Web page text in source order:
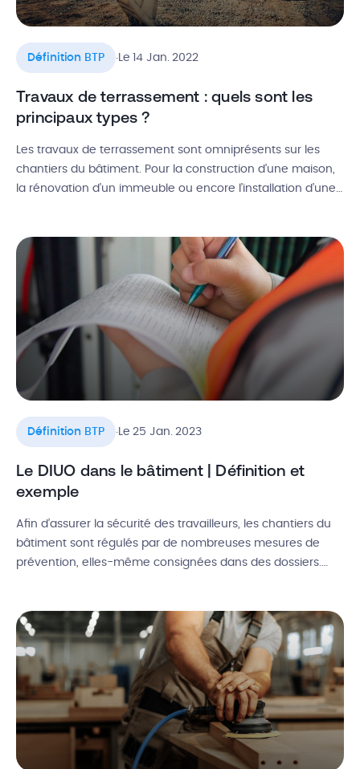
Définition BTP .Le 14 Jan. 2022
Travaux de terrassement : quels sont les
principaux types ?
Les travaux de terrassement sont omniprésents sur les
chantiers du bâtiment. Pour la construction d’une maison,
la rénovation d’un immeuble ou encore l’installation d’une
peuvent varier selon le sol, les caractéristiques du terrain,
ou encore de sa superficie. Alors, […]
Définition BTP .Le 25 Jan. 2023
Le DIUO dans le bâtiment | Définition et
exemple
Afin d’assurer la sécurité des travailleurs, les chantiers du
bâtiment sont régulés par de nombreuses mesures de
prévention, elles-même consignées dans des dossiers.
l’entretien courant des ouvrages, une fois la construction
achevée. Alors qu’elle est la définition du DIUO […]